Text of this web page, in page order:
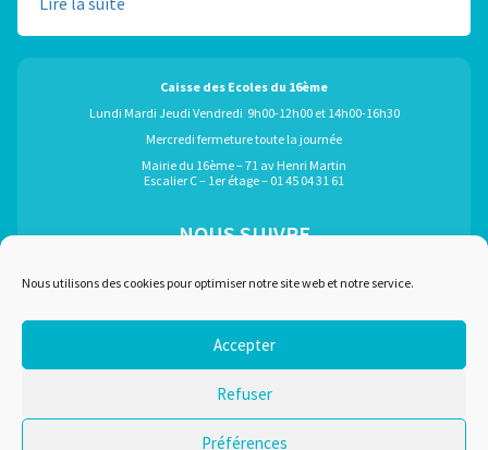
Nous utilisons des cookies pour optimiser notre site web et notre service.
Accepter
Refuser
Préférences
Caisse des Ecoles du 16ème
Lundi Mardi Jeudi Vendredi 9h00-12h00 et 14h00-16h30
Mercredi fermeture toute la journée
Mairie du 16ème – 71 av Henri Martin
Escalier C – 1er étage – 01 45 04 31 61
NOUS SUIVRE
Marchés publics
Recrutement
Liens utiles
Plan du site
Mentions légales
Nous contacter